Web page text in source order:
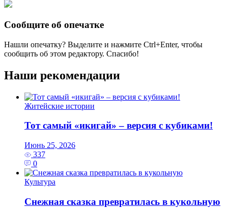
Сообщите об опечатке
Нашли опечатку? Выделите и нажмите Ctrl+Enter, чтобы
сообщить об этом редактору. Спасибо!
Наши рекомендации
Житейские истории
Тот самый «икигай» – версия с кубиками!
Июнь 25, 2026
337
0
Культура
Снежная сказка превратилась в кукольную